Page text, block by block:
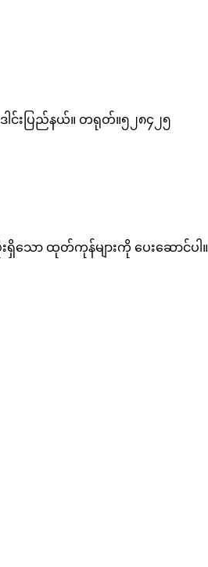
ဒေါင်းပြည်နယ်။ တရုတ်။၅၂၈၄၂၅
ော ထုတ်ကုန်များကို ပေးဆောင်ပါ။